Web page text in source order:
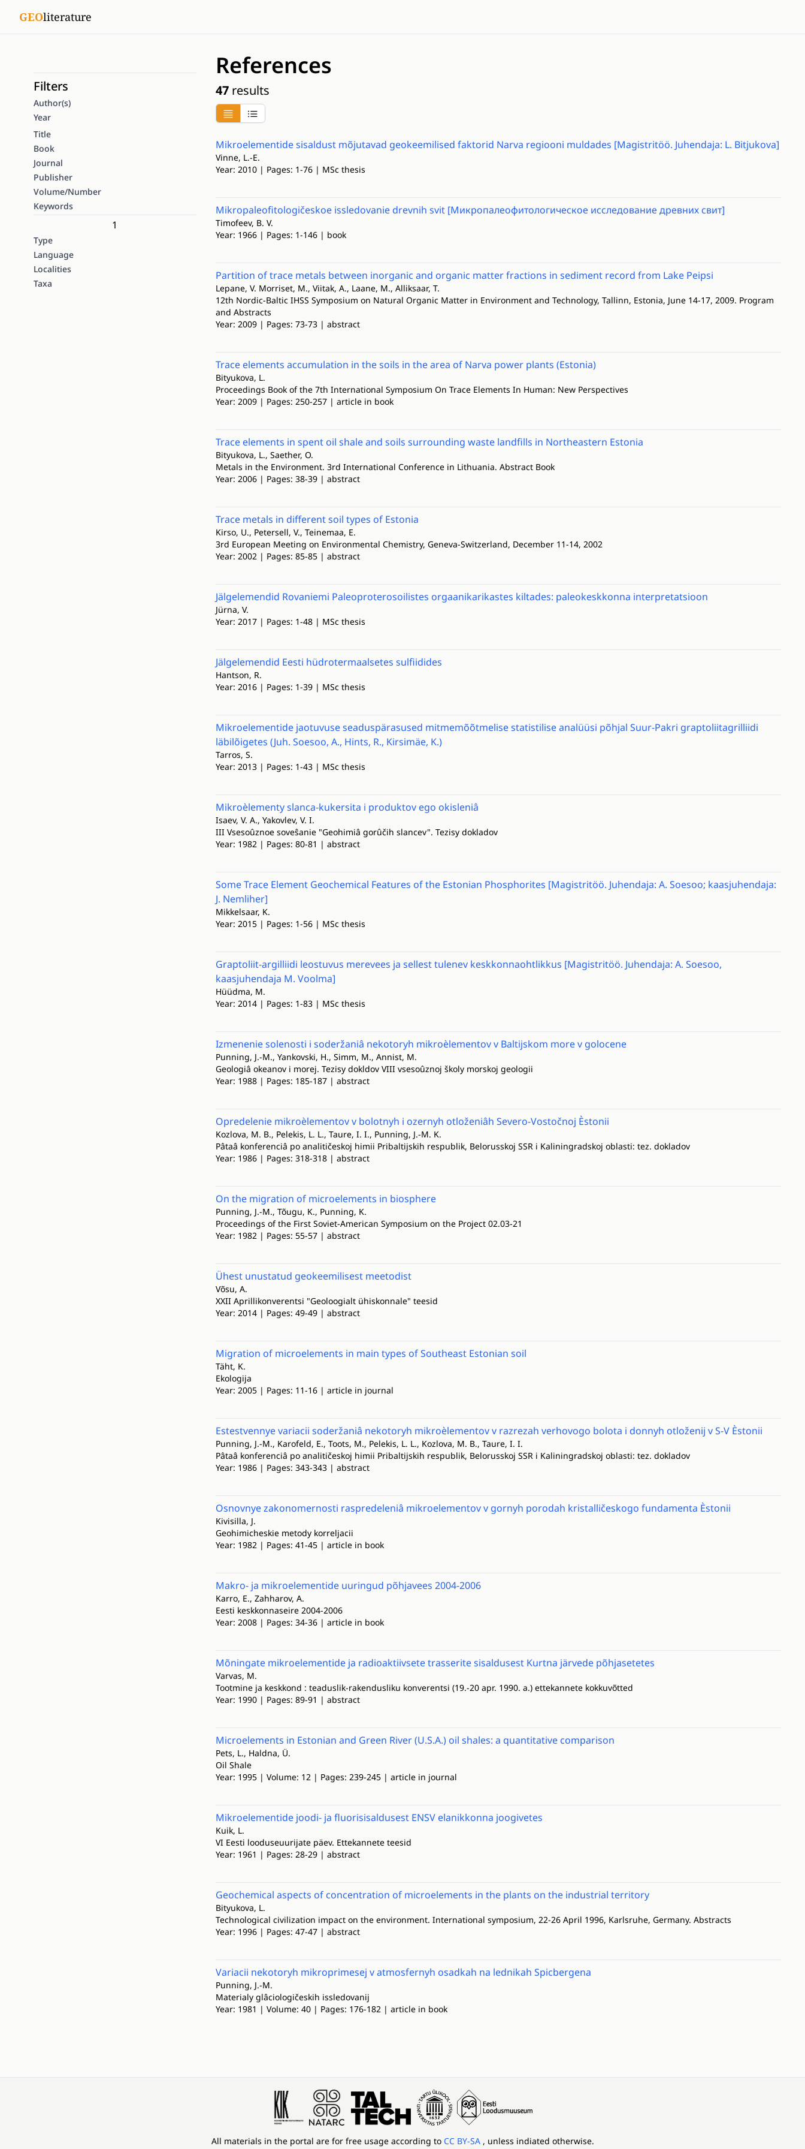
GEOliterature
Filters
Author(s)
Year
Title
Book
Journal
Publisher
Volume/Number
Keywords
1
Type
Language
Localities
Taxa
References
47results
Mikroelementide sisaldust mõjutavad geokeemilised faktorid Narva regiooni muldades [Magistritöö. Juhendaja: L. Bitjukova]
Vinne, L.-E.
Year: 2010 | Pages: 1-76 | MSc thesis
Mikropaleofitologičeskoe issledovanie drevnih svit [Микропалеофитологическое исследование древних свит]
Timofeev, B. V.
Year: 1966 | Pages: 1-146 | book
Partition of trace metals between inorganic and organic matter fractions in sediment record from Lake Peipsi
Lepane, V. Morriset, M., Viitak, A., Laane, M., Alliksaar, T.
12th Nordic-Baltic IHSS Symposium on Natural Organic Matter in Environment and Technology, Tallinn, Estonia, June 14-17, 2009. Program
and Abstracts
Year: 2009 | Pages: 73-73 | abstract
Trace elements accumulation in the soils in the area of Narva power plants (Estonia)
Bityukova, L.
Proceedings Book of the 7th International Symposium On Trace Elements In Human: New Perspectives
Year: 2009 | Pages: 250-257 | article in book
Trace elements in spent oil shale and soils surrounding waste landfills in Northeastern Estonia
Bityukova, L., Saether, O.
Metals in the Environment. 3rd International Conference in Lithuania. Abstract Book
Year: 2006 | Pages: 38-39 | abstract
Trace metals in different soil types of Estonia
Kirso, U., Petersell, V., Teinemaa, E.
3rd European Meeting on Environmental Chemistry, Geneva-Switzerland, December 11-14, 2002
Year: 2002 | Pages: 85-85 | abstract
Jälgelemendid Rovaniemi Paleoproterosoilistes orgaanikarikastes kiltades: paleokeskkonna interpretatsioon
Jürna, V.
Year: 2017 | Pages: 1-48 | MSc thesis
Jälgelemendid Eesti hüdrotermaalsetes sulfiidides
Hantson, R.
Year: 2016 | Pages: 1-39 | MSc thesis
Mikroelementide jaotuvuse seaduspärasused mitmemõõtmelise statistilise analüüsi põhjal Suur-Pakri graptoliitagrilliidi
läbilõigetes (Juh. Soesoo, A., Hints, R., Kirsimäe, K.)
Tarros, S.
Year: 2013 | Pages: 1-43 | MSc thesis
Mikroèlementy slanca-kukersita i produktov ego okisleniâ
Isaev, V. A., Yakovlev, V. I.
III Vsesoûznoe soveŝanie "Geohimiâ gorûčih slancev". Tezisy dokladov
Year: 1982 | Pages: 80-81 | abstract
Some Trace Element Geochemical Features of the Estonian Phosphorites [Magistritöö. Juhendaja: A. Soesoo; kaasjuhendaja:
J. Nemliher]
Mikkelsaar, K.
Year: 2015 | Pages: 1-56 | MSc thesis
Graptoliit-argilliidi leostuvus merevees ja sellest tulenev keskkonnaohtlikkus [Magistritöö. Juhendaja: A. Soesoo,
kaasjuhendaja M. Voolma]
Hüüdma, M.
Year: 2014 | Pages: 1-83 | MSc thesis
Izmenenie solenosti i soderžaniâ nekotoryh mikroèlementov v Baltijskom more v golocene
Punning, J.-M., Yankovski, H., Simm, M., Annist, M.
Geologiâ okeanov i morej. Tezisy dokldov VIII vsesoûznoj školy morskoj geologii
Year: 1988 | Pages: 185-187 | abstract
Opredelenie mikroèlementov v bolotnyh i ozernyh otloženiâh Severo-Vostočnoj Èstonii
Kozlova, M. B., Pelekis, L. L., Taure, I. I., Punning, J.-M. K.
Pâtaâ konferenciâ po analitičeskoj himii Pribaltijskih respublik, Belorusskoj SSR i Kaliningradskoj oblasti: tez. dokladov
Year: 1986 | Pages: 318-318 | abstract
On the migration of microelements in biosphere
Punning, J.-M., Tõugu, K., Punning, K.
Proceedings of the First Soviet-American Symposium on the Project 02.03-21
Year: 1982 | Pages: 55-57 | abstract
Ühest unustatud geokeemilisest meetodist
Võsu, A.
XXII Aprillikonverentsi "Geoloogialt ühiskonnale" teesid
Year: 2014 | Pages: 49-49 | abstract
Migration of microelements in main types of Southeast Estonian soil
Täht, K.
Ekologija
Year: 2005 | Pages: 11-16 | article in journal
Estestvennye variacii soderžaniâ nekotoryh mikroèlementov v razrezah verhovogo bolota i donnyh otloženij v S-V Èstonii
Punning, J.-M., Karofeld, E., Toots, M., Pelekis, L. L., Kozlova, M. B., Taure, I. I.
Pâtaâ konferenciâ po analitičeskoj himii Pribaltijskih respublik, Belorusskoj SSR i Kaliningradskoj oblasti: tez. dokladov
Year: 1986 | Pages: 343-343 | abstract
Osnovnye zakonomernosti raspredeleniâ mikroelementov v gornyh porodah kristalličeskogo fundamenta Èstonii
Kivisilla, J.
Geohimicheskie metody korreljacii
Year: 1982 | Pages: 41-45 | article in book
Makro- ja mikroelementide uuringud põhjavees 2004-2006
Karro, E., Zahharov, A.
Eesti keskkonnaseire 2004-2006
Year: 2008 | Pages: 34-36 | article in book
Mõningate mikroelementide ja radioaktiivsete trasserite sisaldusest Kurtna järvede põhjasetetes
Varvas, M.
Tootmine ja keskkond : teaduslik-rakendusliku konverentsi (19.-20 apr. 1990. a.) ettekannete kokkuvõtted
Year: 1990 | Pages: 89-91 | abstract
Microelements in Estonian and Green River (U.S.A.) oil shales: a quantitative comparison
Pets, L., Haldna, Ü.
Oil Shale
Year: 1995 | Volume: 12 | Pages: 239-245 | article in journal
Mikroelementide joodi- ja fluorisisaldusest ENSV elanikkonna joogivetes
Kuik, L.
VI Eesti looduseuurijate päev. Ettekannete teesid
Year: 1961 | Pages: 28-29 | abstract
Geochemical aspects of concentration of microelements in the plants on the industrial territory
Bityukova, L.
Technological civilization impact on the environment. International symposium, 22-26 April 1996, Karlsruhe, Germany. Abstracts
Year: 1996 | Pages: 47-47 | abstract
Variacii nekotoryh mikroprimesej v atmosfernyh osadkah na lednikah Spicbergena
Punning, J.-M.
Materialy glâciologičeskih issledovanij
Year: 1981 | Volume: 40 | Pages: 176-182 | article in book
All materials in the portal are for free usage according to CC BY-SA , unless indiated otherwise.